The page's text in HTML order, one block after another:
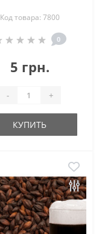
Код товара: 7800
0
5 грн.
- +
КУПИТЬ